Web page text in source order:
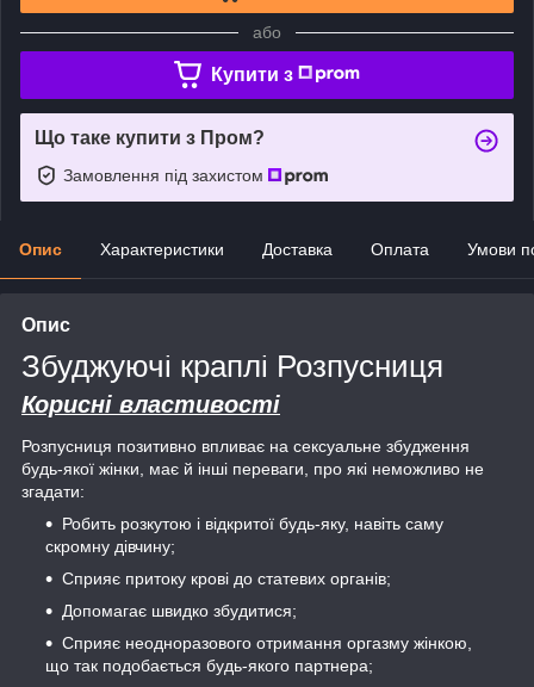
або
Купити з
Що таке купити з Пром?
Замовлення під захистом
Опис Характеристики Доставка Оплата Умови
Опис
Збуджуючі краплі Розпусниця
Корисні властивості
Розпусниця позитивно впливає на сексуальне збудження
будь-якої жінки, має й інші переваги, про які неможливо не
згадати:
Робить розкутою і відкритої будь-яку, навіть саму
скромну дівчину;
Сприяє притоку крові до статевих органів;
Допомагає швидко збудитися;
Сприяє неодноразового отримання оргазму жінкою,
що так подобається будь-якого партнера;